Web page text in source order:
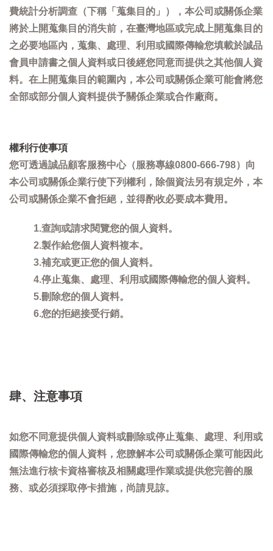
費統計分析調查（下稱「蒐集目的」），本公司或關係企業
將於上開蒐集目的消失前，在臺灣地區或完成上開蒐集目的
之必要地區內，蒐集、處理、利用或國際傳輸您填載於誠品
會員申請書之個人資料或日後經您同意而提供之其他個人資
料。在上開蒐集目的範圍內，本公司或關係企業可能會將您
全部或部分個人資料提供予關係企業或合作廠商。
權利行使事項
您可透過誠品顧客服務中心（服務專線0800-666-798）向
本公司或關係企業行使下列權利，除個資法另有規定外，本
公司或關係企業不會拒絕，並得酌收必要成本費用。
1.查詢或請求閱覽您的個人資料。
2.製作給您個人資料複本。
3.補充或更正您的個人資料。
4.停止蒐集、處理、利用或國際傳輸您的個人資料。
5.刪除您的個人資料。
6.您的拒絕接受行銷。
肆、注意事項
如您不同意提供個人資料或刪除或停止蒐集、處理、利用或
國際傳輸您的個人資料，您膫解本公司或關係企業可能因此
無法進行核卡資格審核及相關處理作業或提供您完善的服
務、或必須採取停卡措施，尚請見諒。